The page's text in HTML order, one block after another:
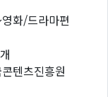
화/드라마편
텐츠진흥원